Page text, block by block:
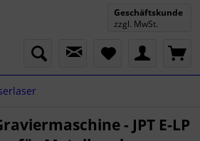
Geschäftskunde
zzgl. MwSt.
- JPT E-LP